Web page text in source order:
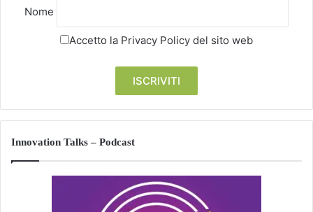
Nome
Accetto la Privacy Policy del sito web
Innovation Talks – Podcast